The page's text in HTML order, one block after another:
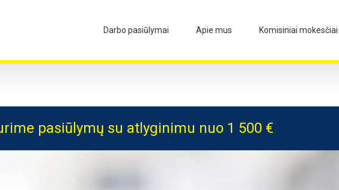
Darbo pasiūlymai Apie mus Komisiniai mokesčiai
pasiūlymų su atlyginimu nuo 1 500 €